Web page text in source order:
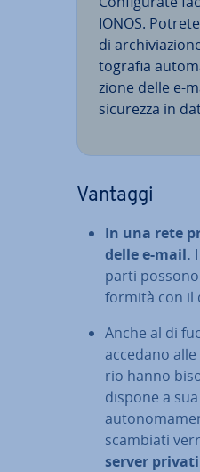
IONOS.
di
to­gra­fia
zio­ne delle e-
sicurezza in
Vantaggi
In una rete
delle e-mail.
parti
for­mi­tà con il
Anche al di
accedano
rio hanno
dispone a
scambiati
server